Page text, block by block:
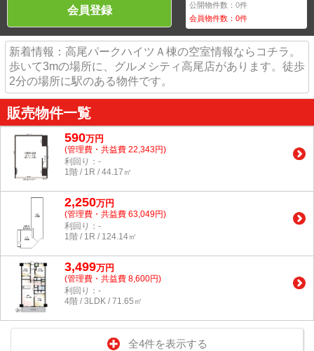
会員登録 公開物件数：0件
会員物件数：0件
新着情報：高尾パークハイツＡ棟の空室情報ならコチラ。
歩いて3mの場所に、グルメシティ高尾店があります。徒歩
2分の場所に駅のある物件です。
販売物件一覧
590万円
(管理費・共益費 22,343円)
利回り：-
1階 / 1R / 44.17㎡
2,250万円
(管理費・共益費 63,049円)
利回り：-
1階 / 1R / 124.14㎡
3,499万円
(管理費・共益費 8,600円)
利回り：-
4階 / 3LDK / 71.65㎡
全4件を表示する